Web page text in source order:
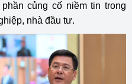
củng cố niềm tin trong
nhà đầu tư.